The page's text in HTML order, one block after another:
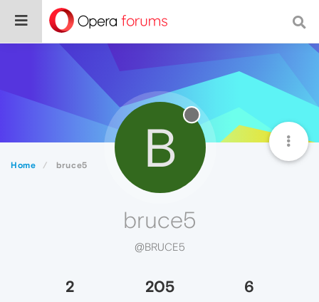
Home bruce5 B
bruce5
@BRUCE5
2 205 6